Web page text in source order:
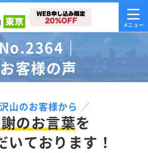
｜
お客様の声
沢山のお客様から
のお言葉を
いております！